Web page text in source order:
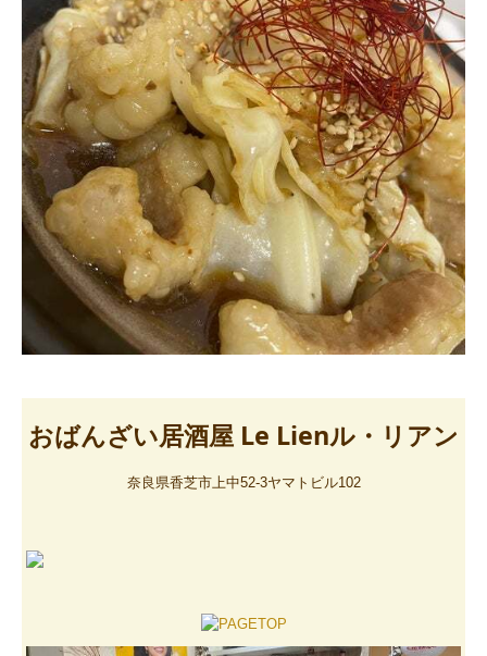
おばんざい居酒屋 Le Lienル・リアン
奈良県香芝市上中52-3ヤマトビル102